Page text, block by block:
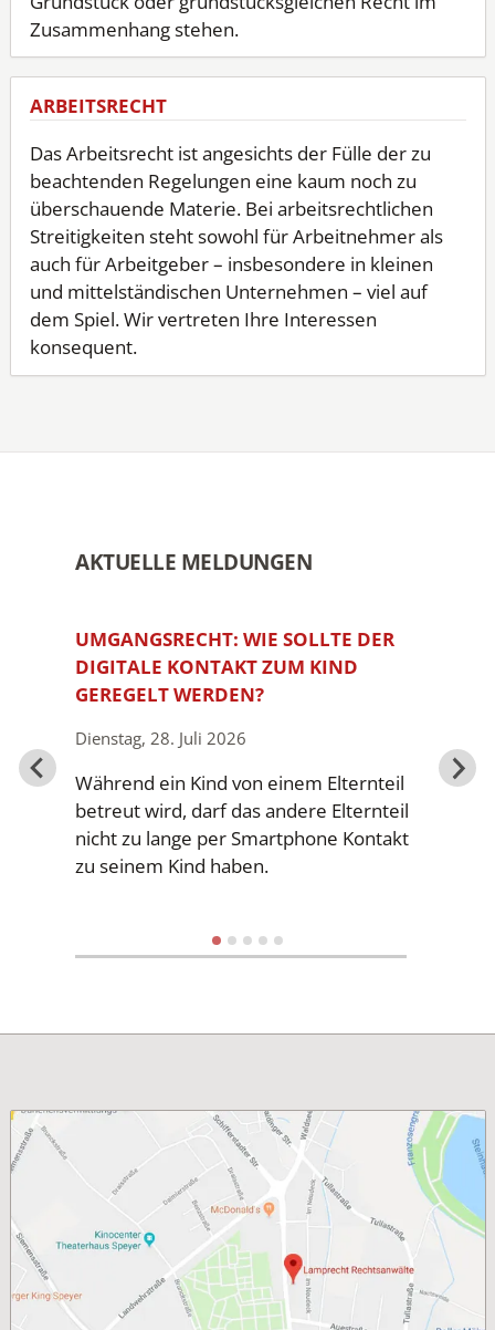
Zusammenhang stehen.
ARBEITSRECHT
Das Arbeitsrecht ist angesichts der Fülle der zu
beachtenden Regelungen eine kaum noch zu
überschauende Materie. Bei arbeitsrechtlichen
Streitigkeiten steht sowohl für Arbeitnehmer als
auch für Arbeitgeber – insbesondere in kleinen
und mittelständischen Unternehmen – viel auf
dem Spiel. Wir vertreten Ihre Interessen
konsequent.
AKTUELLE MELDUNGEN
GRABPFLEGE BELASTET DEN ERBEN –
NICHT DEN
PFLICHTTEILSBERECHTIGTEN
Mittwoch, 13. Mai 2026
Die Kosten für Grabpflege dürfen bei
der Berechnung des Pflichtteils
grundsätzlich nicht vom Nachlass
abgezogen werden.